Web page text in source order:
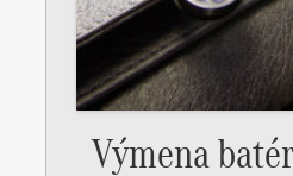
Výmena